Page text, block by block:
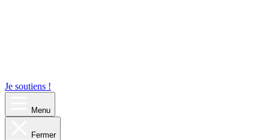
Je soutiens !
Menu
Fermer